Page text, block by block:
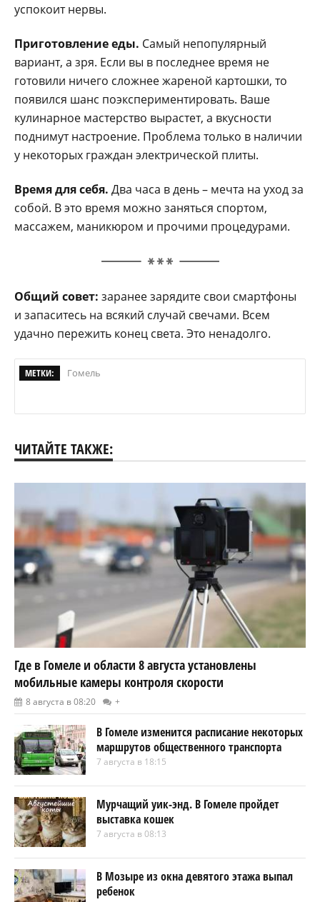
успокоит нервы.
Приготовление еды. Самый непопулярный
вариант, а зря. Если вы в последнее время не
готовили ничего сложнее жареной картошки, то
появился шанс поэкспериментировать. Ваше
кулинарное мастерство вырастет, а вкусности
поднимут настроение. Проблема только в наличии
у некоторых граждан электрической плиты.
Время для себя. Два часа в день – мечта на уход за
собой. В это время можно заняться спортом,
массажем, маникюром и прочими процедурами.
Общий совет: заранее зарядите свои смартфоны
и запаситесь на всякий случай свечами. Всем
удачно пережить конец света. Это ненадолго.
МЕТКИ: Гомель
ЧИТАЙТЕ ТАКЖЕ:
Где в Гомеле и области 8 августа установлены
мобильные камеры контроля скорости
8 августа в 08:20 +
В Гомеле изменится расписание некоторых
маршрутов общественного транспорта
7 августа в 18:15
Мурчащий уик-энд. В Гомеле пройдет
выставка кошек
7 августа в 08:13
В Мозыре из окна девятого этажа выпал
ребенок